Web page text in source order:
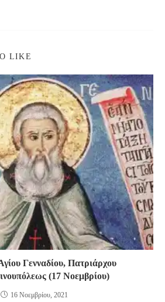
LIKE
Γενναδίου, Πατριάρχου
(17 Νοεμβρίου)
16 Νοεμβρίου, 2021